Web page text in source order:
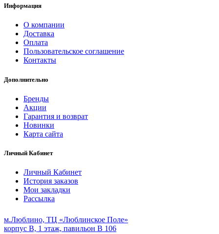
Информация
О компании
Доставка
Оплата
Пользовательское соглашение
Контакты
Дополнительно
Бренды
Акции
Гарантия и возврат
Новинки
Карта сайта
Личный Кабинет
Личный Кабинет
История заказов
Мои закладки
Рассылка
м.Люблино, ТЦ «Люблинское Поле»
корпус B, 1 этаж, павильон B 106